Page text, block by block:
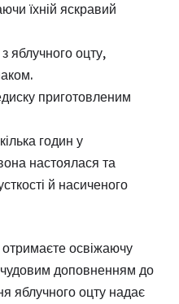
їхній яскравий
яблучного оцту,
приготовленим
годин у
настоялася та
й насиченого
освіжаючу
доповненням до
яблучного оцту надає